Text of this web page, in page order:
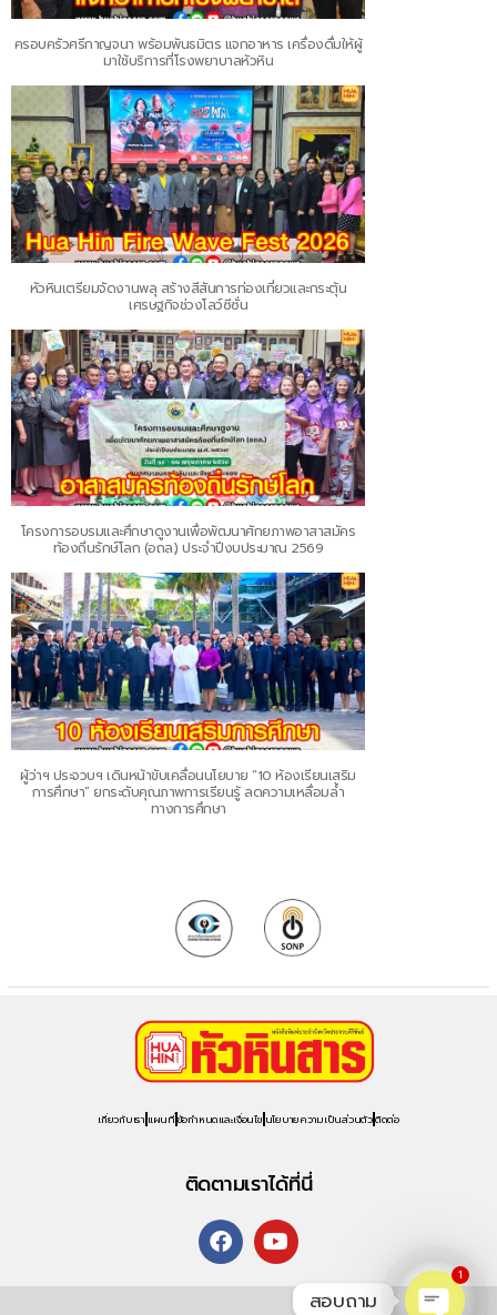
ครอบครัวศรีกาญจนา พร้อมพันธมิตร แจกอาหาร เครื่องดื่มให้ผู้
มาใช้บริการที่โรงพยาบาลหัวหิน
หัวหินเตรียมจัดงานพลุ สร้างสีสันการท่องเที่ยวและกระตุ้น
เศรษฐกิจช่วงโลว์ซีซั่น
โครงการอบรมและศึกษาดูงานเพื่อพัฒนาศักยภาพอาสาสมัคร
ท้องถิ่นรักษ์โลก (อถล.) ประจำปีงบประมาณ 2569
ผู้ว่าฯ ประจวบฯ เดินหน้าขับเคลื่อนนโยบาย “10 ห้องเรียนเสริม
การศึกษา” ยกระดับคุณภาพการเรียนรู้ ลดความเหลื่อมล้ำ
ทางการศึกษา
เกี่ยวกับเรา แผนที่ข้อกำหนดและเงื่อนไข นโยบายความเป็นส่วนตัวติดต่อ
ติดตามเราได้ที่นี่
สอบถาม
1